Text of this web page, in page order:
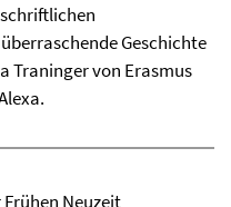
Geschichte
Traninger von Erasmus
Neuzeit